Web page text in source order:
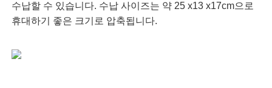
수납할 수 있습니다. 수납 사이즈는 약 25 x13 x17cm으로
휴대하기 좋은 크기로 압축됩니다.